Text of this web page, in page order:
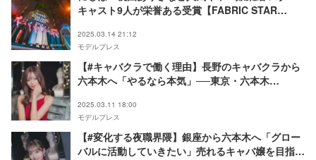
キャスト9人が栄誉ある受賞【FABRIC STAR
2025.03.14 21:12
モデルプレス
【#キャバクラで働く理由】長野のキャバクラから
六本木へ「やるなら本気」──東京・六本木
2025.03.11 18:00
モデルプレス
【#変化する夜職界隈】銀座から六本木へ「グロー
バルに活動していきたい」売れるキャバ嬢を目指